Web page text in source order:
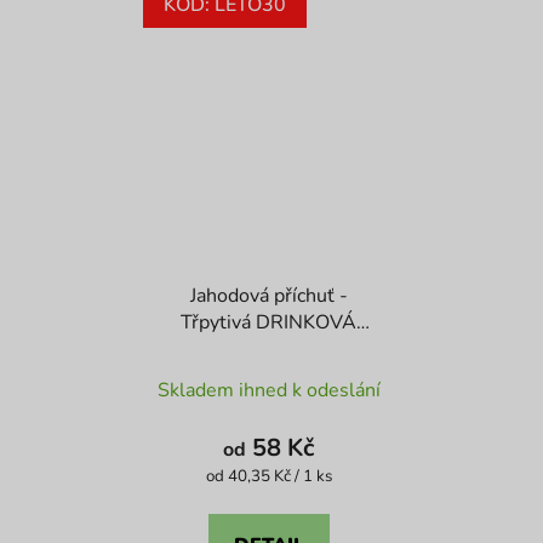
Jahodová příchuť -
Třpytivá DRINKOVÁ
hodnocení
produktu
je
z
Skladem ihned k odeslání
od 58 Kč
Měrná
od 40,35 Kč / 1 ks